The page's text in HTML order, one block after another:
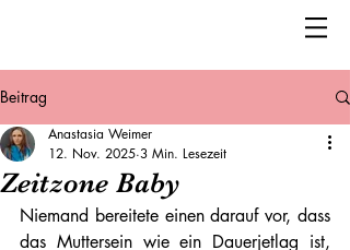
Beitrag
Zeitzone Baby
Anastasia Weimer
12. Nov. 2025 3 Min. Lesezeit
Niemand bereitete einen darauf vor, dass
das Muttersein wie ein Dauerjetlag ist,